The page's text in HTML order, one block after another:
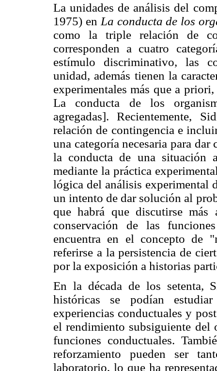
La unidades de análisis del
1975) en La conducta de los
como la triple relación de
corresponden a cuatro
estímulo discriminativo, las
unidad, además tienen la
experimentales más que a
La conducta de los
agregadas]. Recientemente,
relación de contingencia e
una categoría necesaria para
la conducta de una situación
mediante la práctica
lógica del análisis experimental
un intento de dar solución al
que habrá que discutirse
conservación de las
encuentra en el concepto de
referirse a la persistencia de
por la exposición a historias
En la década de los setenta,
históricas se podían
experiencias conductuales y
el rendimiento subsiguiente del
funciones conductuales.
reforzamiento pueden ser
laboratorio, lo que ha